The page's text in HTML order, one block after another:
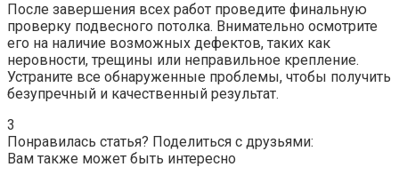
После завершения всех работ проведите финальную
проверку подвесного потолка.​ Внимательно осмотрите
его на наличие возможных дефектов, таких как
неровности, трещины или неправильное крепление.​
Устраните все обнаруженные проблемы, чтобы получить
безупречный и качественный результат.​
3
Понравилась статья? Поделиться с друзьями:
Вам также может быть интересно